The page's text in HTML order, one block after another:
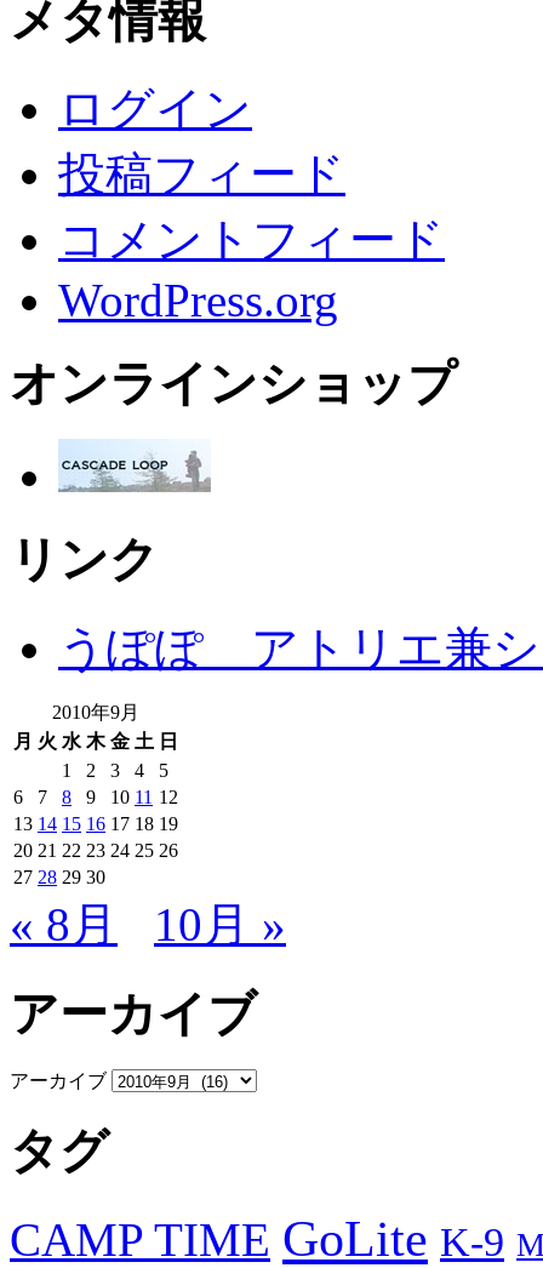
メタ情報
ログイン
投稿フィード
コメントフィード
WordPress.org
オンラインショップ
リンク
うぽぽ アトリエ兼
2010年9月
月 火 水 木 金 土 日
1
2 3 4
5
6
7 8 9 10 11 12
13 14 15 16 17 18 19
20 21 22 23 24 25 26
27 28 29 30
« 8月 10月 »
アーカイブ
アーカイブ
タグ
CAMP TIME GoLite K-9